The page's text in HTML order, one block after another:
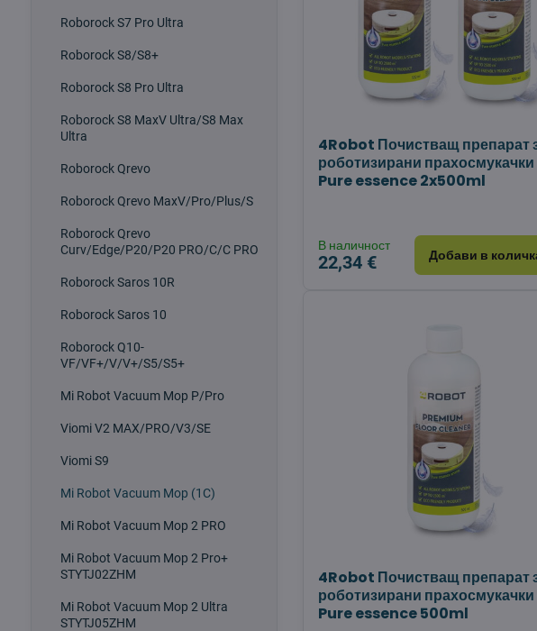
4Robot Почистващ препарат
роботизирани
Pure essence 2x500ml
В наличност
22,34 € Добави в
4Robot Почистващ препарат
роботизирани
Pure essence 500ml
Roborock S7 Pro Ultra
Roborock S8/S8+
Roborock S8 Pro Ultra
Roborock S8 MaxV Ultra/S8 Max
Ultra
Roborock Qrevo
Roborock Qrevo MaxV/Pro/Plus/S
Roborock Qrevo
Curv/Edge/P20/P20 PRO/C/C PRO
Roborock Saros 10R
Roborock Saros 10
Roborock Q10-
VF/VF+/V/V+/S5/S5+
Mi Robot Vacuum Mop P/Pro
Viomi V2 MAX/PRO/V3/SE
Viomi S9
Mi Robot Vacuum Mop (1C)
Mi Robot Vacuum Mop 2 PRO
Mi Robot Vacuum Mop 2 Pro+
STYTJ02ZHM
Mi Robot Vacuum Mop 2 Ultra
STYTJ05ZHM